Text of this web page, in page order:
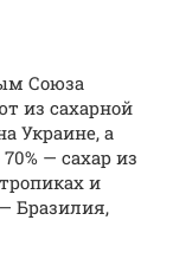
Союза
из сахарной
Украине, а
— сахар из
и
Бразилия,